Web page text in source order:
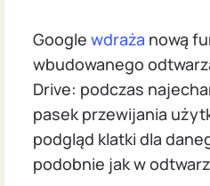
Google wdraża nową
wbudowanego
Drive: podczas
pasek przewijania
podgląd klatki dla
podobnie jak w